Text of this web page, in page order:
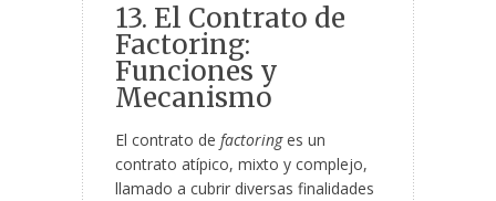
13. El Contrato de
Factoring:
Funciones y
Mecanismo
El contrato de factoringes un
contrato atípico, mixto y complejo,
llamado a cubrir diversas finalidades